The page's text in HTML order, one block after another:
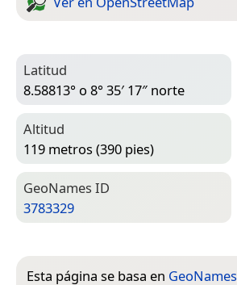
Latitud
8.58813° o 8° 35′ 17″ norte
Altitud
119 metros (390 pies)
Geo­Names ID
3783329
Esta página se basa en GeoNames